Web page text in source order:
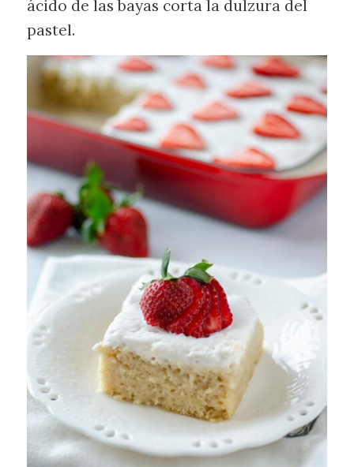
ácido de las bayas corta la dulzura del
pastel.